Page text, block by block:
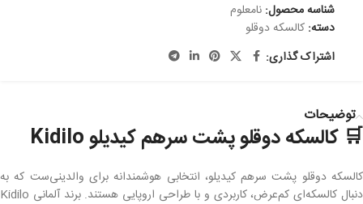
شناسه محصول: نامعلوم
دسته: کالسکه دوقلو
اشتراک گذاری:
توضیحات
🛒 کالسکه دوقلو پشت سرهم کیدیلو Kidilo
کالسکه دوقلو پشت سرهم کیدیلو، انتخابی هوشمندانه برای والدینی‌ست که به
دنبال کالسکه‌ای کم‌عرض، کاربردی و با طراحی اروپایی هستند. برند آلمانی Kidilo